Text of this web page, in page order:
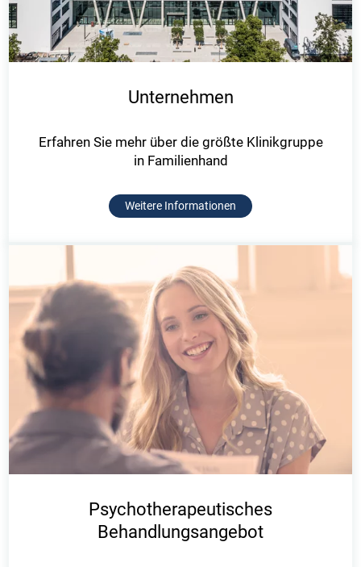
Unternehmen
Erfahren Sie mehr über die größte Klinikgruppe
in Familienhand
Weitere Informationen
Psychotherapeutisches
Behandlungsangebot